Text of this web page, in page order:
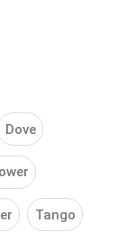
Dove
Tango